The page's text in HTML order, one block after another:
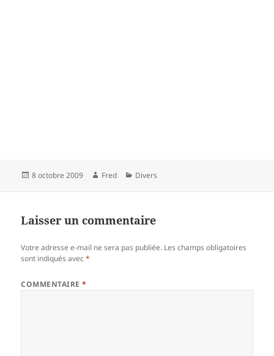
Publié
8 octobre 2009 Auteur
Fred Catégories
Divers
Laisser un commentaire
Votre adresse e-mail ne sera pas publiée. Les champs obligatoires
sont indiqués avec*
COMMENTAIRE*